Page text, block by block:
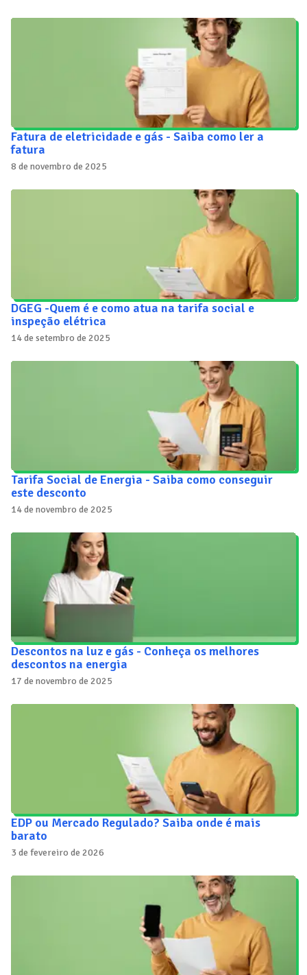
Fatura de eletricidade e gás - Saiba como ler a
fatura
8 de novembro de 2025
DGEG -Quem é e como atua na tarifa social e
inspeção elétrica
14 de setembro de 2025
Tarifa Social de Energia - Saiba como conseguir
este desconto
14 de novembro de 2025
Descontos na luz e gás - Conheça os melhores
descontos na energia
17 de novembro de 2025
EDP ou Mercado Regulado? Saiba onde é mais
barato
3 de fevereiro de 2026